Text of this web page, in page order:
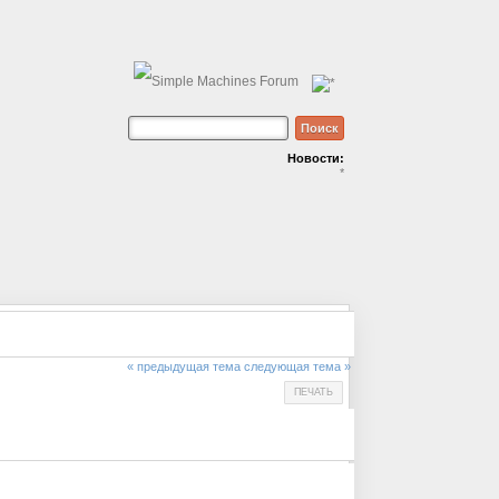
Новости:
*
« предыдущая тема следующая тема »
ПЕЧАТЬ